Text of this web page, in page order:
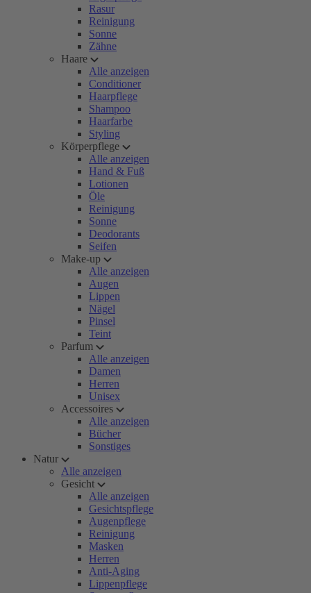
Rasur
Reinigung
Sonne
Zähne
Haare
Alle anzeigen
Conditioner
Haarpflege
Shampoo
Haarfarbe
Styling
Körperpflege
Alle anzeigen
Hand & Fuß
Lotionen
Öle
Reinigung
Sonne
Deodorants
Seifen
Make-up
Alle anzeigen
Augen
Lippen
Nägel
Pinsel
Teint
Parfum
Alle anzeigen
Damen
Herren
Unisex
Accessoires
Alle anzeigen
Bücher
Sonstiges
Natur
Alle anzeigen
Gesicht
Alle anzeigen
Gesichtspflege
Augenpflege
Reinigung
Masken
Herren
Anti-Aging
Lippenpflege